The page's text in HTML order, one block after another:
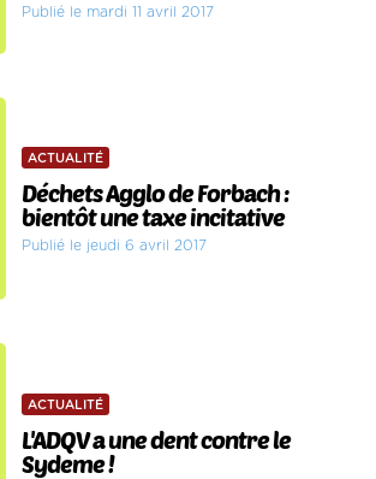
Publié le mardi 11 avril 2017
ACTUALITÉ
Déchets Agglo de Forbach :
bientôt une taxe incitative
Publié le jeudi 6 avril 2017
ACTUALITÉ
L'ADQV a une dent contre le
Sydeme !